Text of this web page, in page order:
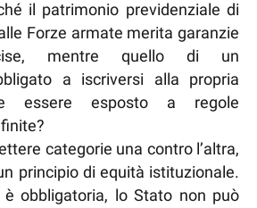
il patrimonio previdenziale di
Forze armate merita garanzie
mentre quello di un
a iscriversi alla propria
essere esposto a regole
categorie una contro l’altra,
principio di equità istituzionale.
obbligatoria, lo Stato non può